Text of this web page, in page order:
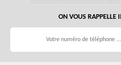
ON VOUS